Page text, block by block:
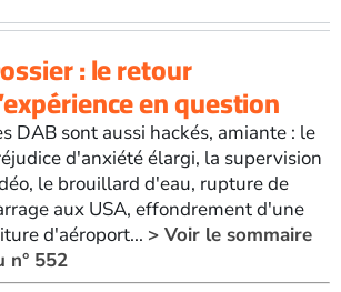
: le retour
en question
DAB sont aussi hackés, amiante : le
d'anxiété élargi, la supervision
le brouillard d'eau, rupture de
aux USA, effondrement d'une
d'aéroport... > Voir le sommaire
n° 552